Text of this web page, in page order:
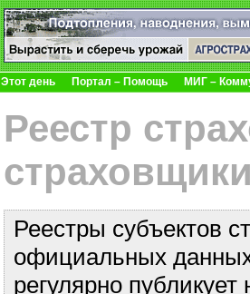
Этот день Портал – Помощь МИГ –
Реестр
Реестры субъектов
официальных данных
регулярно